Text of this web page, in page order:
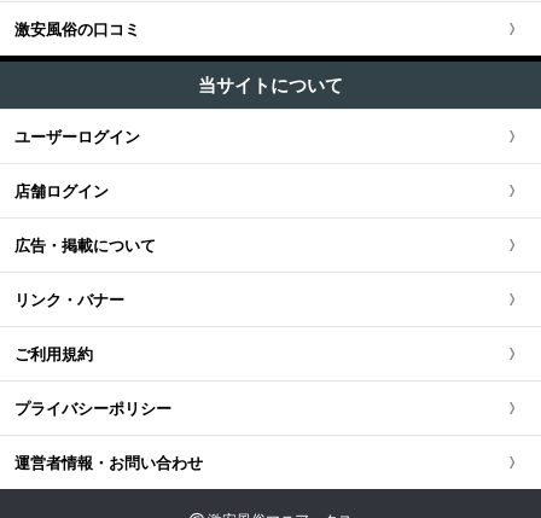
池袋・大塚・巣鴨
五反田・品川・高輪・蒲田
新橋・汐留・銀座・六本木
上野・鶯谷・神田・秋葉原
錦糸町・葛西・葛飾
立川・八王子・町田
神奈川県
茨城県
栃木県
群馬県
大阪府
兵庫県
滋賀県
奈良県
和歌山県
東海・北陸・甲信越全域
静岡県
新潟県
岐阜県
三重県
山梨県
長野県
石川県
中国・四国版TOP
中国・四国全域
広島県
岡山県
鳥取県
島根県
山口県
香川県
+九州・沖縄
九州・沖縄版TOP
九州・沖縄全域
福岡県
熊本県
佐賀県
長崎県
大分県
ホテヘル (32)
ファッションヘルス (90)
デリヘル (210)
ピンサロ (27)
オナクラ・手コキ (117)
激安風俗の口コミ
当サイトについて
ユーザーログイン
店舗ログイン
広告・掲載について
リンク・バナー
ご利用規約
プライバシーポリシー
運営者情報・お問い合わせ